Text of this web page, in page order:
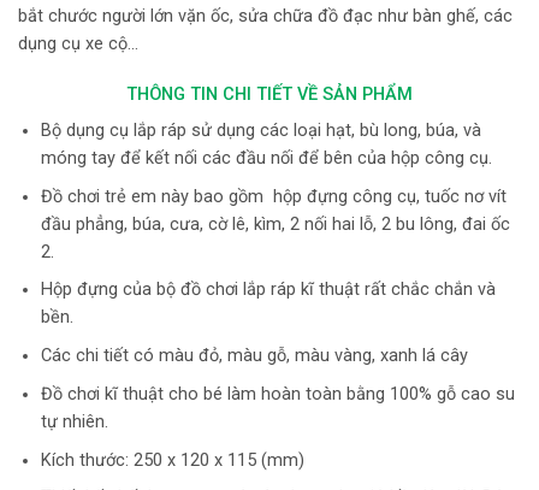
bắt chước người lớn vặn ốc, sửa chữa đồ đạc như bàn ghế, các
dụng cụ xe cộ…
THÔNG TIN CHI TIẾT VỀ SẢN PHẨM
Bộ dụng cụ lắp ráp sử dụng các loại hạt, bù long, búa, và
móng tay để kết nối các đầu nối để bên của hộp công cụ.
Đồ chơi trẻ em này bao gồm hộp đựng công cụ, tuốc nơ vít
đầu phẳng, búa, cưa, cờ lê, kìm, 2 nối hai lỗ, 2 bu lông, đai ốc
2.
Hộp đựng của bộ đồ chơi lắp ráp kĩ thuật rất chắc chắn và
bền.
Các chi tiết có màu đỏ, màu gỗ, màu vàng, xanh lá cây
Đồ chơi kĩ thuật cho bé làm hoàn toàn bằng 100% gỗ cao su
tự nhiên.
Kích thước: 250 x 120 x 115 (mm)